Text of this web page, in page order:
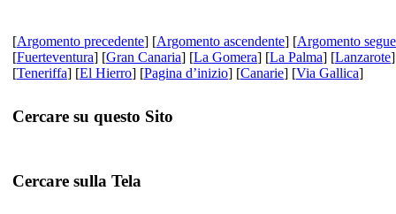
[Argomento precedente] [Argomento ascendente] [Argomento
[Fuerteventura] [Gran Canaria] [La Gomera] [La Palma] [Lanzarote]
[Teneriffa] [El Hierro] [Pagina d’inizio] [Canarie] [Via Gallica]
Cercare su questo Sito
Cercare sulla Tela